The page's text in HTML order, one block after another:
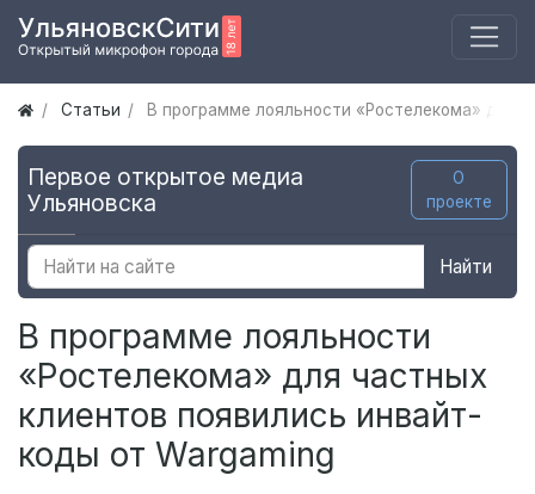
Статьи В программе лояльности «Ростелекома» для
Первое открытое медиа
Ульяновска
О
проекте
Найти
В программе лояльности
«Ростелекома» для частных
клиентов появились инвайт-
коды от Wargaming